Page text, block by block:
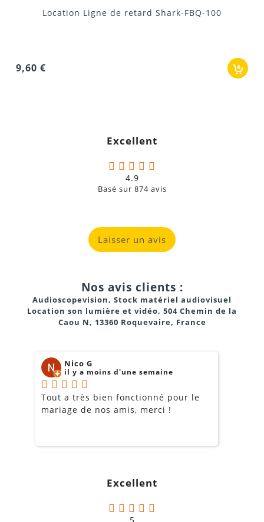
Excellent
4.9
Basé sur 874avis
Laisser un avis
Nos avis clients :
Audioscopevision, Stock matériel audiovisuel
Location son lumière et vidéo, 504 Chemin de la
Caou N, 13360 Roquevaire, France
Nico G
il y a moins d'une semaine
Tout a très bien fonctionné pour le
mariage de nos amis, merci !
Excellent